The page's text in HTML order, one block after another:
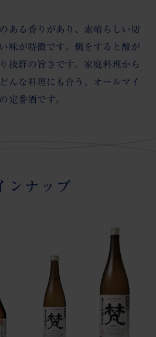
ある香りがあり、素晴らしい切
味が特徴です。燗をすると酸が
抜群の旨さです。家庭料理から
んな料理にも合う、オールマイ
定番酒です。
ンナップ